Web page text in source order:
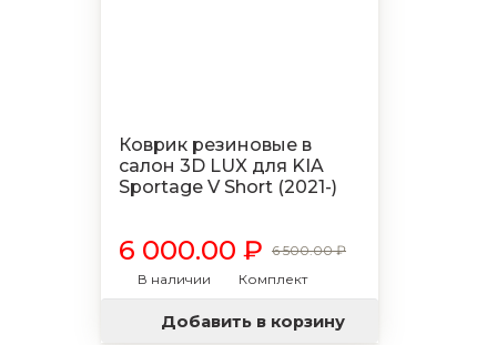
Коврик резиновые в
салон 3D LUX для KIA
Sportage V Short (2021-)
6 000.00 ₽ 6 500.00 ₽
В наличии
Комплект
Добавить в корзину